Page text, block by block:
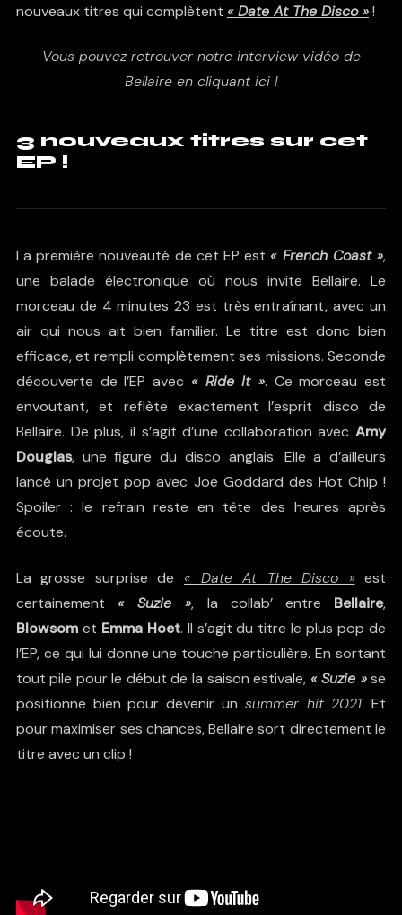
nouveaux titres qui complètent « Date At The Disco »!
Vous pouvez retrouver notre interview vidéo de
Bellaire en cliquant ici !
3 nouveaux titres sur cet
EP !
La première nouveauté de cet EP est « French Coast »,
une balade électronique où nous invite Bellaire. Le
morceau de 4 minutes 23 est très entraînant, avec un
air qui nous ait bien familier. Le titre est donc bien
efficace, et rempli complètement ses missions. Seconde
découverte de l’EP avec « Ride It ». Ce morceau est
envoutant, et reflète exactement l’esprit disco de
Bellaire. De plus, il s’agit d’une collaboration avecAmy
Douglas, une figure du disco anglais. Elle a d’ailleurs
lancé un projet pop avec Joe Goddard des Hot Chip !
Spoiler : le refrain reste en tête des heures après
écoute.
La grosse surprise de « Date At The Disco »est
certainement « Suzie », la collab’ entre Bellaire,
Blowsomet Emma Hoet. Il s’agit du titre le plus pop de
l’EP, ce qui lui donne une touche particulière. En sortant
tout pile pour le début de la saison estivale, « Suzie »se
positionne bien pour devenir un summer hit 2021. Et
pour maximiser ses chances, Bellaire sort directement le
titre avec un clip !